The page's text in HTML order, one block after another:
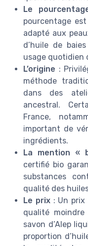
Le
pourcentage
adapté aux
d’huile de
usage quotidien
L’origine :
méthode
dans des
ancestral.
France,
important de
ingrédients.
La mention «
certifié bio
substances
qualité des
Le prix: Un prix
qualité moindre
savon d’Alep
proportion